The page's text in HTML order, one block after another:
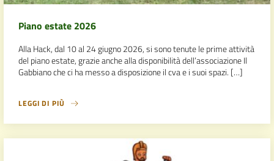
Piano estate 2026
Alla Hack, dal 10 al 24 giugno 2026, si sono tenute le prime attività
del piano estate, grazie anche alla disponibilità dell’associazione Il
Gabbiano che ci ha messo a disposizione il cva e i suoi spazi. […]
LEGGI DI PIÙ